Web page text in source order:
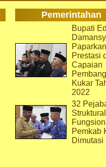
Pemerintahan
Bupati
Paparkan
Prestasi
Capaian
Kukar
2022
32
Pemkab
Dimutasi